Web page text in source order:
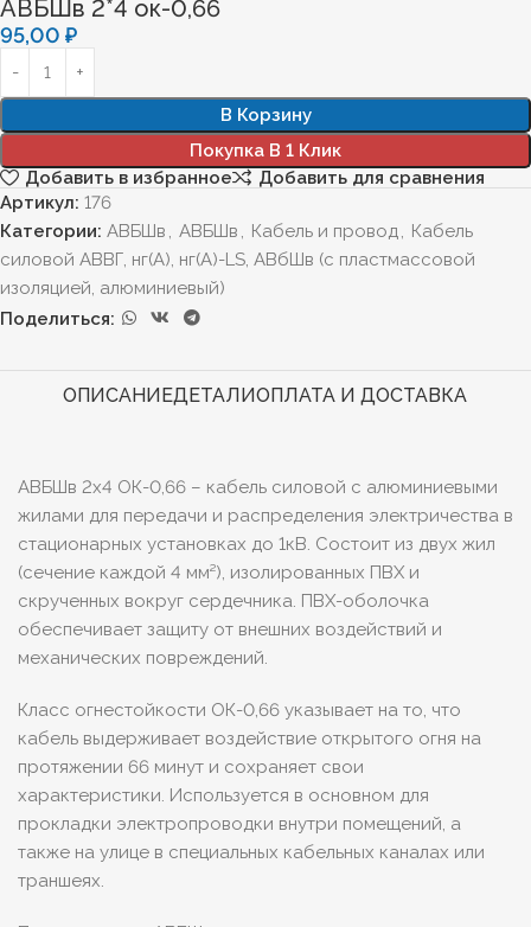
АВБШв 2*4 ок-0,66
95,00 ₽
В Корзину
Покупка В 1 Клик
Добавить в избранное
Добавить для сравнения
Артикул: 176
Категории: АВБШв , АВБШв , Кабель и провод, Кабель
силовой АВВГ, нг(А), нг(А)-LS, АВбШв (с пластмассовой
изоляцией, алюминиевый)
Поделиться:
ОПИСАНИЕДЕТАЛИОПЛАТА И ДОСТАВКА
АВБШв 2х4 ОК-0,66 – кабель силовой с алюминиевыми
жилами для передачи и распределения электричества в
стационарных установках до 1кВ. Состоит из двух жил
(сечение каждой 4 мм²), изолированных ПВХ и
скрученных вокруг сердечника. ПВХ-оболочка
обеспечивает защиту от внешних воздействий и
механических повреждений.
Класс огнестойкости ОК-0,66 указывает на то, что
кабель выдерживает воздействие открытого огня на
протяжении 66 минут и сохраняет свои
характеристики. Используется в основном для
прокладки электропроводки внутри помещений, а
также на улице в специальных кабельных каналах или
траншеях.